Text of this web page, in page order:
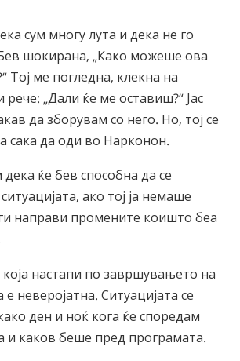
сум многу лута и дека не го
шокирана, „Како можеше ова
Тој ме погледна, клекна на
рече: „Дали ќе ме оставиш?“ Јас
да зборувам со него. Но, тој се
сака да оди во Нарконон.
ќе бев способна да се
ако тој ја немаше
направи промените коишто беа
настапи по завршувањето на
неверојатна. Ситуацијата се
ден и ноќ кога ќе споредам
и каков беше пред програмата.